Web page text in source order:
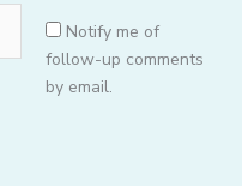
Notify me of
follow-up comments
by email.